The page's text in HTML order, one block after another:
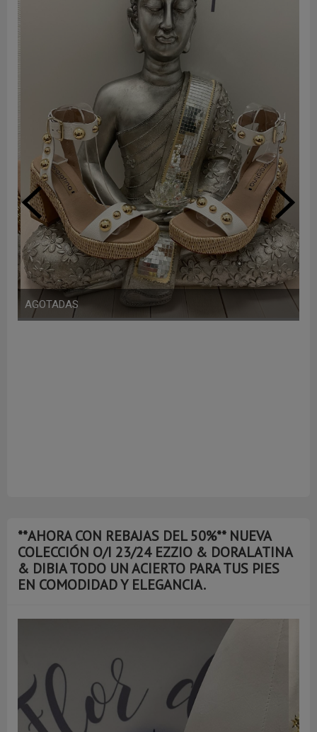
AGOTADAS
**AHORA CON REBAJAS DEL 50%** NUEVA
COLECCIÓN O/I 23/24 EZZIO & DORALATINA
& DIBIA TODO UN ACIERTO PARA TUS PIES
EN COMODIDAD Y ELEGANCIA.